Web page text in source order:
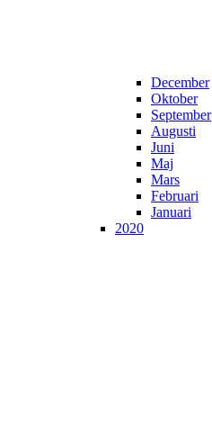
December
Oktober
September
Augusti
Juni
Maj
Mars
Februari
Januari
2020